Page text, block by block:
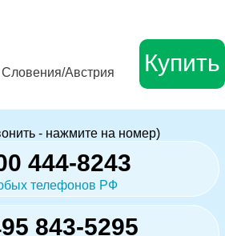
Австрия
Купить
- нажмите на номер)
444-8243
телефонов РФ
843-5295